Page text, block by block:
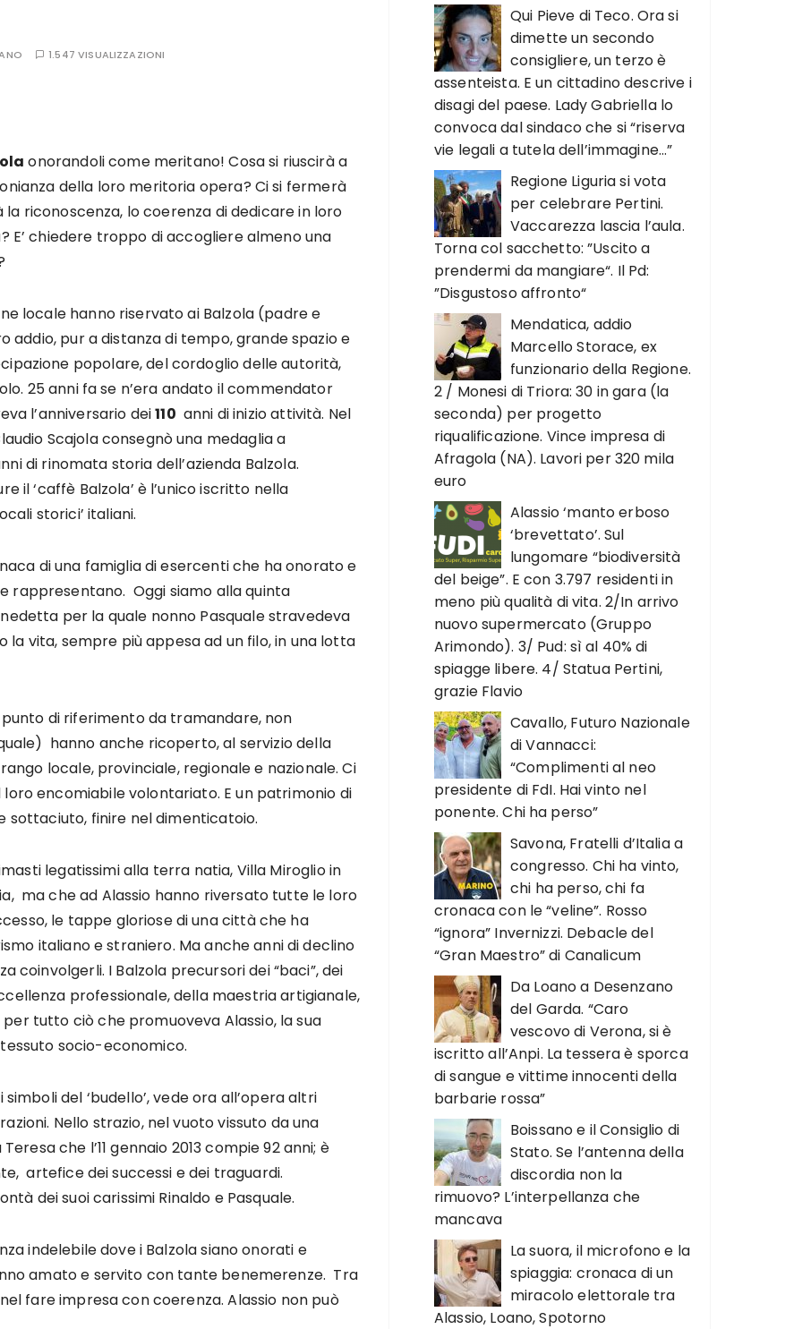
1.547 VISUALIZZAZIONI
onorandoli come meritano! Cosa si riuscirà a
della loro meritoria opera? Ci si fermerà
riconoscenza, lo coerenza di dedicare in loro
E’ chiedere troppo di accogliere almeno una
locale hanno riservato ai Balzola (padre e
addio, pur a distanza di tempo, grande spazio e
popolare, del cordoglio delle autorità,
25 anni fa se n’era andato il commendator
l’anniversario dei110 anni di inizio attività. Nel
Scajola consegnò una medaglia a
di rinomata storia dell’azienda Balzola.
il ‘caffè Balzola’ è l’unico iscritto nella
storici’ italiani.
di una famiglia di esercenti che ha onorato e
rappresentano. Oggi siamo alla quinta
per la quale nonno Pasquale stravedeva
la vita, sempre più appesa ad un filo, in una lotta
di riferimento da tramandare, non
hanno anche ricoperto, al servizio della
locale, provinciale, regionale e nazionale. Ci
encomiabile volontariato. E un patrimonio di
sottaciuto, finire nel dimenticatoio.
legatissimi alla terra natia, Villa Miroglio in
ma che ad Alassio hanno riversato tutte le loro
le tappe gloriose di una città che ha
italiano e straniero. Ma anche anni di declino
coinvolgerli. I Balzola precursori dei “baci”, dei
professionale, della maestria artigianale,
per tutto ciò che promuoveva Alassio, la sua
socio-economico.
del ‘budello’, vede ora all’opera altri
Nello strazio, nel vuoto vissuto da una
che l’11 gennaio 2013 compie 92 anni; è
artefice dei successi e dei traguardi.
dei suoi carissimi Rinaldo e Pasquale.
indelebile dove i Balzola siano onorati e
amato e servito con tante benemerenze. Tra
fare impresa con coerenza. Alassio non può
Qui Pieve di Teco. Ora si
dimette un secondo
consigliere, un terzo è
assenteista. E un cittadino descrive i
disagi del paese. Lady Gabriella lo
convoca dal sindaco che si “riserva
vie legali a tutela dell’immagine…”
Regione Liguria si vota
per celebrare Pertini.
Vaccarezza lascia l’aula.
Torna col sacchetto: ”Uscito a
prendermi da mangiare“. Il Pd:
”Disgustoso affronto“
Mendatica, addio
Marcello Storace, ex
funzionario della Regione.
2 / Monesi di Triora: 30 in gara (la
seconda) per progetto
riqualificazione. Vince impresa di
Afragola (NA). Lavori per 320 mila
euro
Alassio ‘manto erboso
‘brevettato’. Sul
lungomare “biodiversità
del beige”. E con 3.797 residenti in
meno più qualità di vita. 2/In arrivo
nuovo supermercato (Gruppo
Arimondo). 3/ Pud: sì al 40% di
spiagge libere. 4/ Statua Pertini,
grazie Flavio
Cavallo, Futuro Nazionale
di Vannacci:
“Complimenti al neo
presidente di FdI. Hai vinto nel
ponente. Chi ha perso”
Savona, Fratelli d’Italia a
congresso. Chi ha vinto,
chi ha perso, chi fa
cronaca con le “veline”. Rosso
“ignora” Invernizzi. Debacle del
“Gran Maestro” di Canalicum
Da Loano a Desenzano
del Garda. “Caro
vescovo di Verona, si è
iscritto all’Anpi. La tessera è sporca
di sangue e vittime innocenti della
barbarie rossa”
Boissano e il Consiglio di
Stato. Se l’antenna della
discordia non la
rimuovo? L’interpellanza che
mancava
La suora, il microfono e la
spiaggia: cronaca di un
miracolo elettorale tra
Alassio, Loano, Spotorno